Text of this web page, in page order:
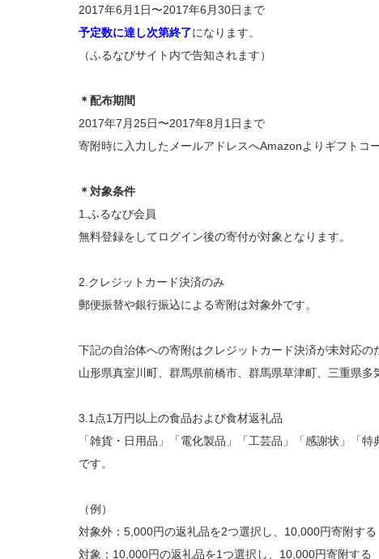
2017年6月1日〜2017年6月30日まで
予定数に達し次第終了になります。
（ふるなびサイト内で告知されます）
＊配布期間
2017年7月25日〜2017年8月1日まで
寄附時に入力したメールアドレスへAmazonよりギフトコ
＊対象条件
1.ふるなび会員
無料登録をしてログイン後の寄付が対象となります。
2.クレジットカード決済のみ
郵便振替や銀行振込による寄附は対象外です。
下記の自治体への寄附はクレジットカード決済が未対応の
山形県真室川町、群馬県前橋市、群馬県草津町、三重県
3.1点1万円以上の食品および食材返礼品
「雑貨・日用品」「電化製品」「工芸品」「感謝状」「
です。
（例）
対象外：5,000円の返礼品を2つ選択し、10,000円寄附する
対象：10,000円の返礼品を1つ選択し、10,000円寄附する